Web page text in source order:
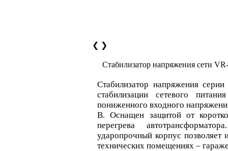
❮ ❯
Стабилизатор напряжения сети
Стабилизатор напряжения
стабилизации сетевого
пониженного входного
В. Оснащен защитой от
перегрева
ударопрочный корпус позволяет
технических помещениях –